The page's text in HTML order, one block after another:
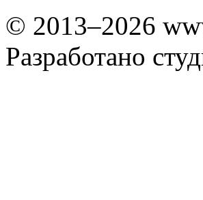
© 2013–2026
Разработано